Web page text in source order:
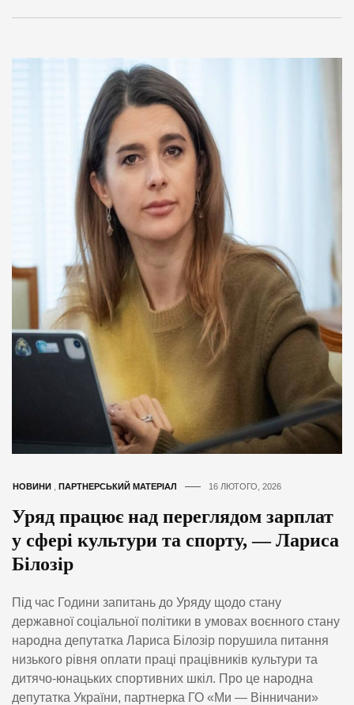
НОВИНИ ПАРТНЕРСЬКИЙ МАТЕРІАЛ 16 ЛЮТОГО, 2026
Уряд працює над переглядом зарплат
у сфері культури та спорту, — Лариса
Білозір
Під час Години запитань до Уряду щодо стану
державної соціальної політики в умовах воєнного стану
народна депутатка Лариса Білозір порушила питання
низького рівня оплати праці працівників культури та
дитячо-юнацьких спортивних шкіл. Про це народна
депутатка України, партнерка ГО «Ми — Вінничани»